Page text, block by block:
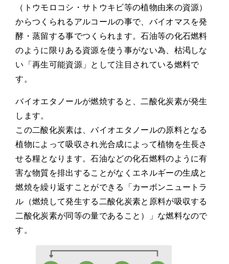
（トウモロコシ・サトウキビ等の植物由来の資源）
からつくられるアルコールの事で、バイオマスを発
酵・蒸留する事でつくられます。石油等の化石燃料
のように限りある資源を使う事がない為、枯渇しな
い「再生可能資源」として注目されている燃料で
す。
バイオエタノールが燃焼すると、二酸化炭素が発生
します。
この二酸化炭素は、バイオエタノールの原料となる
植物によって吸収され光合成によって植物を生長さ
せる糧となります。石油などの化石燃料のように有
害な物質を排出することがなくエネルギーの生成と
燃焼を繰り返すことができる「カーボンニュートラ
ル（燃焼して発生する二酸化炭素と原料が吸収する
二酸化炭素が同等の量であること）」な燃料なので
す。